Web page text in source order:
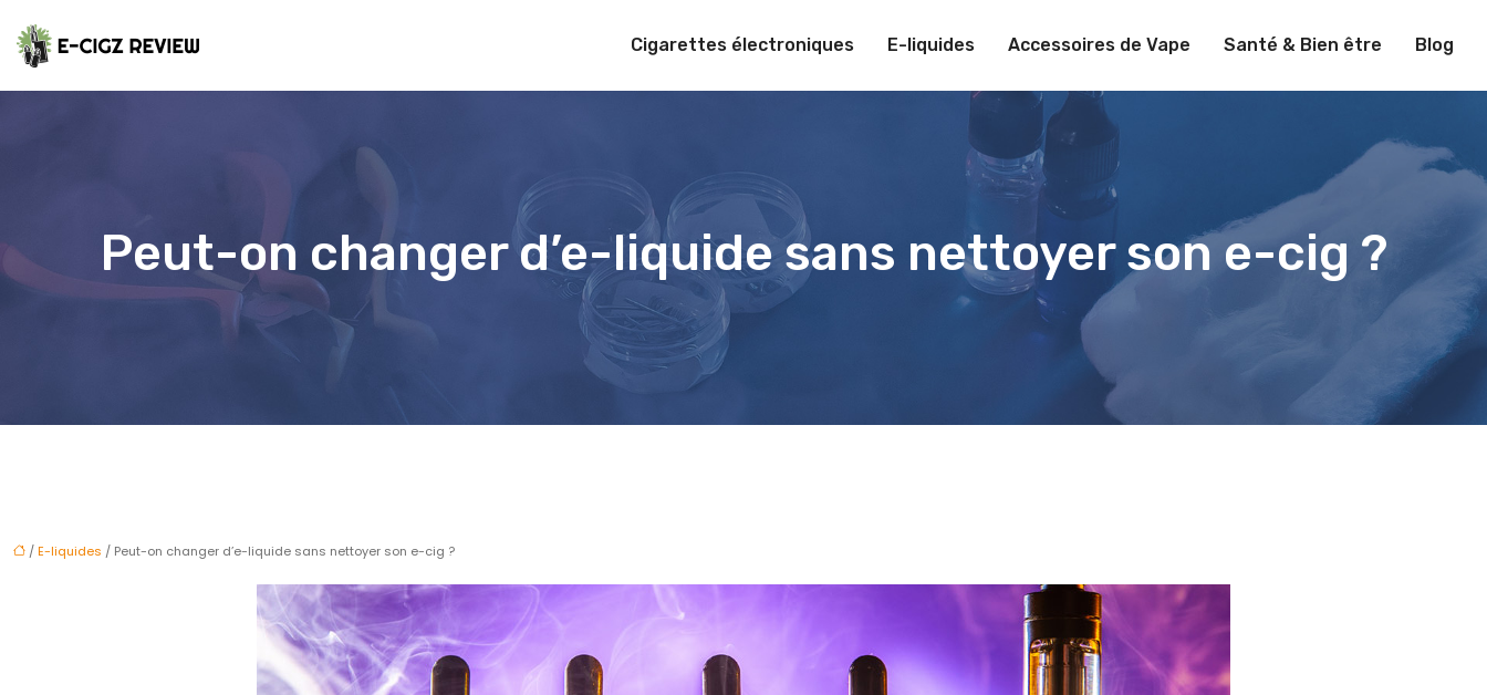
Cigarettes électroniques E-liquides Accessoires de Vape Santé & Bien être Blog
Peut-on changer d’e-liquide sans nettoyer son e-cig ?
/E-liquides / Peut-on changer d’e-liquide sans nettoyer son e-cig ?